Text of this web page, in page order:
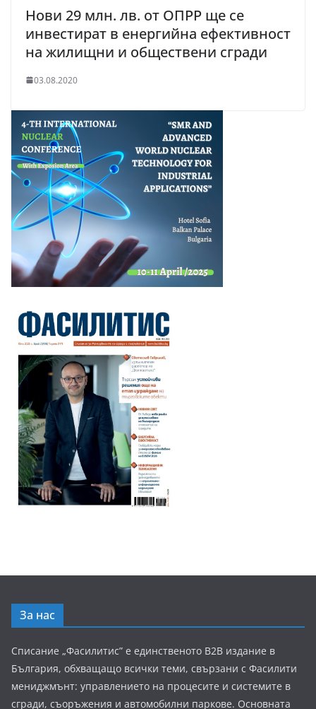
Нови 29 млн. лв. от ОПРР ще се
инвестират в енергийна ефективност
на жилищни и обществени сгради
03.08.2020
За нас
Списание „Фасилитис” е единственото B2B издание в
България, обхващащо всички теми, свързани с Фасилити
мениджмънт: управлението на процесите и системите в
сгради, съоръжения и автомобилни паркове. Основната